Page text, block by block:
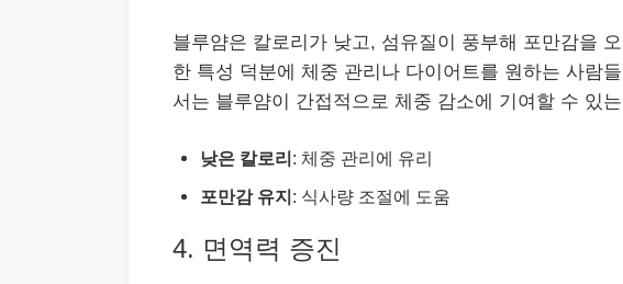
블루얌은 칼로리가 낮고, 섬유질이 풍부해 포만감을
한 특성 덕분에 체중 관리나 다이어트를 원하는 사람
서는 블루얌이 간접적으로 체중 감소에 기여할 수 있
낮은 칼로리: 체중 관리에 유리
포만감 유지: 식사량 조절에 도움
4. 면역력 증진